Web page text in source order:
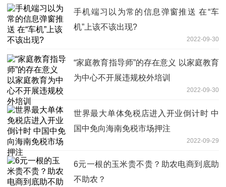
手机端习以为常的信息弹窗推送 在“车
机”上该不该出现?
2022-09-30
“家庭教育指导师”的存在意义 以家庭教育
为中心不开展违规校外培训
2022-09-30
世界最大单体免税店进入开业倒计时 中
国中免向海南免税市场押注
2022-09-29
6元一根的玉米贵不贵？助农电商到底助
不助农？